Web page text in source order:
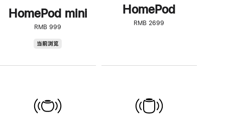
HomePod mini
RMB 999
当前浏览
HomePod
RMB 2699